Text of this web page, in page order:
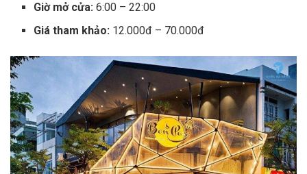
Giờ mở cửa: 6:00 – 22:00
Giá tham khảo: 12.000đ – 70.000đ